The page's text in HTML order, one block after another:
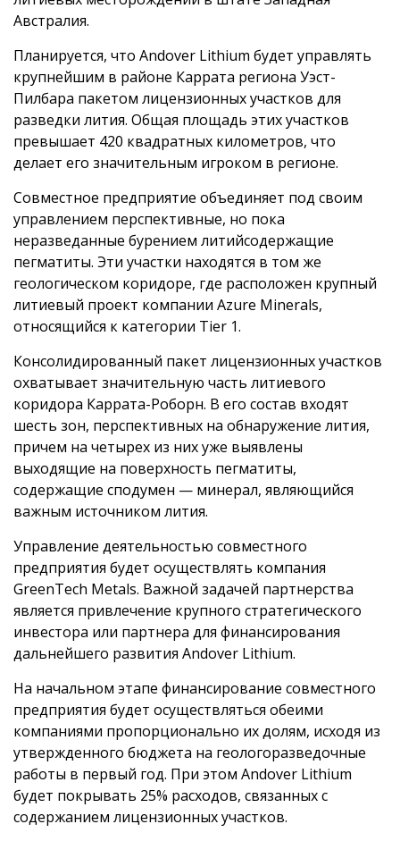
Австралия.
Планируется, что Andover Lithium будет управлять
крупнейшим в районе Каррата региона Уэст-
Пилбара пакетом лицензионных участков для
разведки лития. Общая площадь этих участков
превышает 420 квадратных километров, что
делает его значительным игроком в регионе.
Совместное предприятие объединяет под своим
управлением перспективные, но пока
неразведанные бурением литийсодержащие
пегматиты. Эти участки находятся в том же
геологическом коридоре, где расположен крупный
литиевый проект компании Azure Minerals,
относящийся к категории Tier 1.
Консолидированный пакет лицензионных участков
охватывает значительную часть литиевого
коридора Каррата-Роборн. В его состав входят
шесть зон, перспективных на обнаружение лития,
причем на четырех из них уже выявлены
выходящие на поверхность пегматиты,
содержащие сподумен — минерал, являющийся
важным источником лития.
Управление деятельностью совместного
предприятия будет осуществлять компания
GreenTech Metals. Важной задачей партнерства
является привлечение крупного стратегического
инвестора или партнера для финансирования
дальнейшего развития Andover Lithium.
На начальном этапе финансирование совместного
предприятия будет осуществляться обеими
компаниями пропорционально их долям, исходя из
утвержденного бюджета на геологоразведочные
работы в первый год. При этом Andover Lithium
будет покрывать 25% расходов, связанных с
содержанием лицензионных участков.